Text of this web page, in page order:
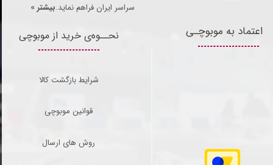
نحــوه‌ی خرید از موبوچی
شرایط بازگشت کالا
قوانین موبوچی
روش های ارسال
اعتماد به موبوچـی
سراسر ایران فراهم نماید.بیشتر »